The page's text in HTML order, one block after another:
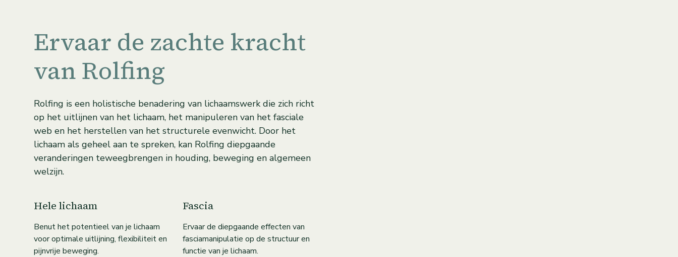
Ervaar de zachte kracht
van Rolfing
Rolfing is een holistische benadering van lichaamswerk die zich richt
op het uitlijnen van het lichaam, het manipuleren van het fasciale
web en het herstellen van het structurele evenwicht. Door het
lichaam als geheel aan te spreken, kan Rolfing diepgaande
veranderingen teweegbrengen in houding, beweging en algemeen
welzijn.
Hele lichaam
Benut het potentieel van je lichaam
voor optimale uitlijning, flexibiliteit en
pijnvrije beweging.
Fascia
Ervaar de diepgaande effecten van
fasciamanipulatie op de structuur en
functie van je lichaam.